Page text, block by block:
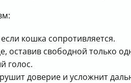
кошка сопротивляется.
оставив свободной только
голос.
доверие и усложнит